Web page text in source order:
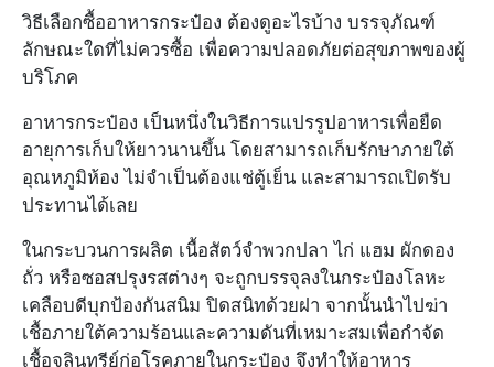
วิธีเลือกซื้ออาหารกระป๋อง ต้องดูอะไรบ้าง บรรจุภัณฑ์
ลักษณะใดที่ไม่ควรซื้อ เพื่อความปลอดภัยต่อสุขภาพของผู้
บริโภค
อาหารกระป๋อง เป็นหนึ่งในวิธีการแปรรูปอาหารเพื่อยืด
อายุการเก็บให้ยาวนานขึ้น โดยสามารถเก็บรักษาภายใต้
อุณหภูมิห้อง ไม่จำเป็นต้องแช่ตู้เย็น และสามารถเปิดรับ
ประทานได้เลย
ในกระบวนการผลิต เนื้อสัตว์จำพวกปลา ไก่ แฮม ผักดอง
ถั่ว หรือซอสปรุงรสต่างๆ จะถูกบรรจุลงในกระป๋องโลหะ
เคลือบดีบุกป้องกันสนิม ปิดสนิทด้วยฝา จากนั้นนำไปฆ่า
เชื้อภายใต้ความร้อนและความดันที่เหมาะสมเพื่อกำจัด
เชื้อจุลินทรีย์ก่อโรคภายในกระป๋อง จึงทำให้อาหาร